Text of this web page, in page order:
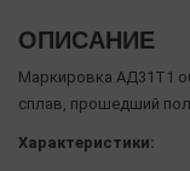
ОПИСАНИЕ
Маркировка АД31Т1
сплав, прошедший
Характеристики: